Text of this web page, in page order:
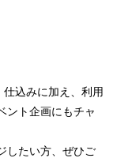
込みに加え、利用
ント企画にもチャ
したい方、ぜひご